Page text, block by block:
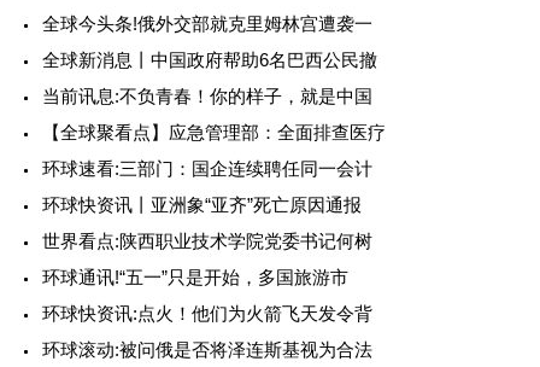
全球今头条!俄外交部就克里姆林宫遭袭一
全球新消息丨中国政府帮助6名巴西公民撤
当前讯息:不负青春！你的样子，就是中国
【全球聚看点】应急管理部：全面排查医疗
环球速看:三部门：国企连续聘任同一会计
环球快资讯丨亚洲象“亚齐”死亡原因通报
世界看点:陕西职业技术学院党委书记何树
环球通讯!“五一”只是开始，多国旅游市
环球快资讯:点火！他们为火箭飞天发令背
环球滚动:被问俄是否将泽连斯基视为合法